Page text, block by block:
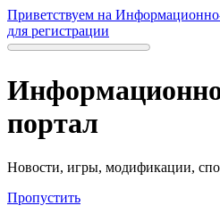
Приветствуем на
для регистрации
портал
Новости, игры, модификации,
Пропустить